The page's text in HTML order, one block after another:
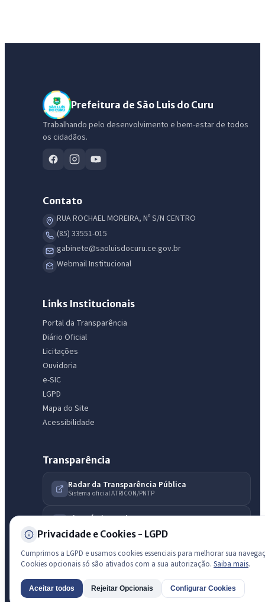
Prefeitura de São Luis do Curu
Trabalhando pelo desenvolvimento e bem-estar de todos
os cidadãos.
Contato
RUA ROCHAEL MOREIRA, Nº S/N CENTRO
(85) 33551-015
gabinete@saoluisdocuru.ce.gov.br
Webmail Institucional
Links Institucionais
Portal da Transparência
Diário Oficial
Licitações
Ouvidoria
e-SIC
LGPD
Mapa do Site
Acessibilidade
Transparência
Radar da Transparência Pública
Sistema oficial ATRICON/PNTP
Diagnóstico Atricon
Privacidade e Cookies - LGPD
Cumprimos a LGPD e usamos cookies essenciais para melhorar sua
Cookies opcionais só são ativados com a sua autorização. Saiba mais.
Aceitar todos Rejeitar Opcionais Configurar Cookies
Olá. Pergunte sobre serviços, notícias, legislação, Diário Oficial,
licitações, estrutura ou transparência do município.
Licitações abertas